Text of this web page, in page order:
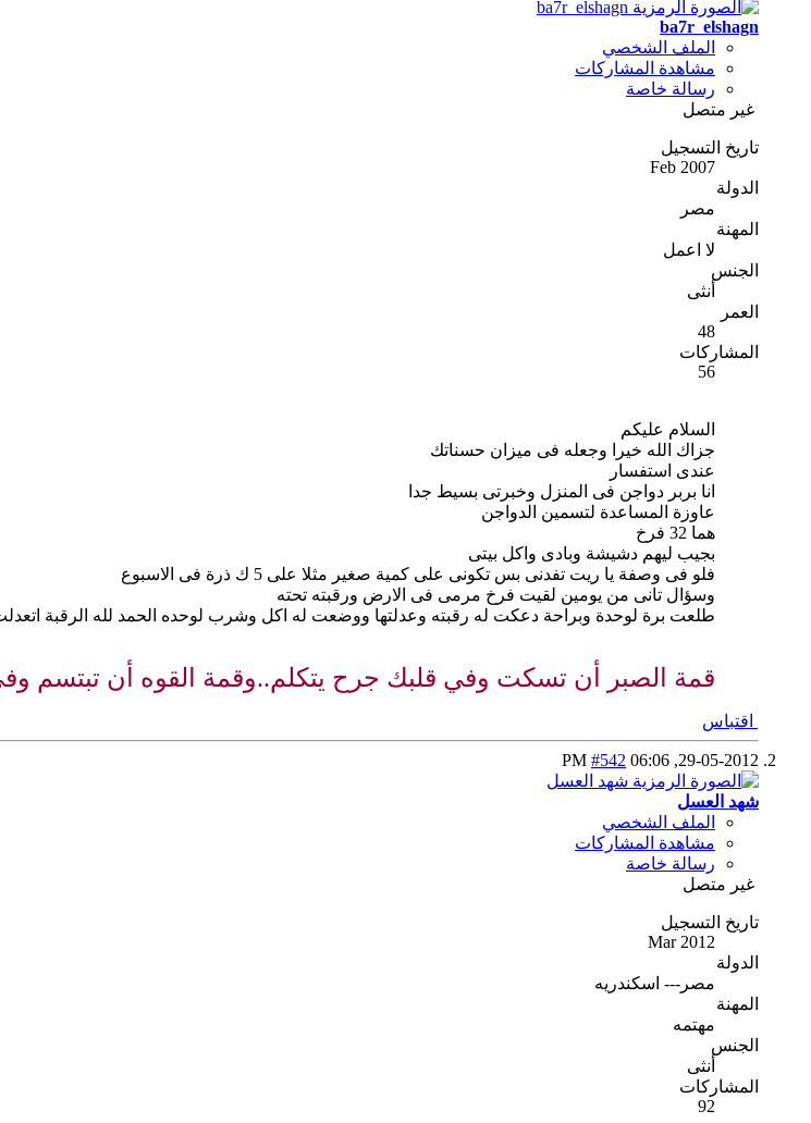
ba7r_elshagn
الملف الشخصي
مشاهدة المشاركات
رسالة خاصة
غير متصل
تاريخ التسجيل
Feb 2007
الدولة
مصر
المهنة
لا اعمل
الجنس
أنثى
العمر
48
المشاركات
56
السلام عليكم
جزاك الله خيرا وجعله فى ميزان حسناتك
عندى استفسار
انا بربر دواجن فى المنزل وخبرتى بسيط جدا
عاوزة المساعدة لتسمين الدواجن
هما 32 فرخ
بجيب ليهم دشيشة وبادى واكل بيتى
فلو فى وصفة يا ريت تفدنى بس تكونى على كمية صغير مثلا على 5 ك ذرة فى الاسبوع
وسؤال تانى من يومين لقيت فرخ مرمى فى الارض ورقبته تحته
طلعت برة لوحدة وبراحة دعكت له رقبته وعدلتها ووضعت له اكل وشرب لوحده الحمد لله الرقبة
قمة الصبر أن تسكت وفي قلبك جرح يتكلم..وقمة القوه أن تبتسم
اقتباس
29-05-2012,
06:06 PM
#542
شهد العسل
الملف الشخصي
مشاهدة المشاركات
رسالة خاصة
غير متصل
تاريخ التسجيل
Mar 2012
الدولة
مصر--- اسكندريه
المهنة
مهتمه
الجنس
أنثى
المشاركات
92